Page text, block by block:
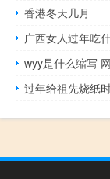
香港冬天几月
广西女人过年吃
wyy是什么缩写
过年给祖先烧纸